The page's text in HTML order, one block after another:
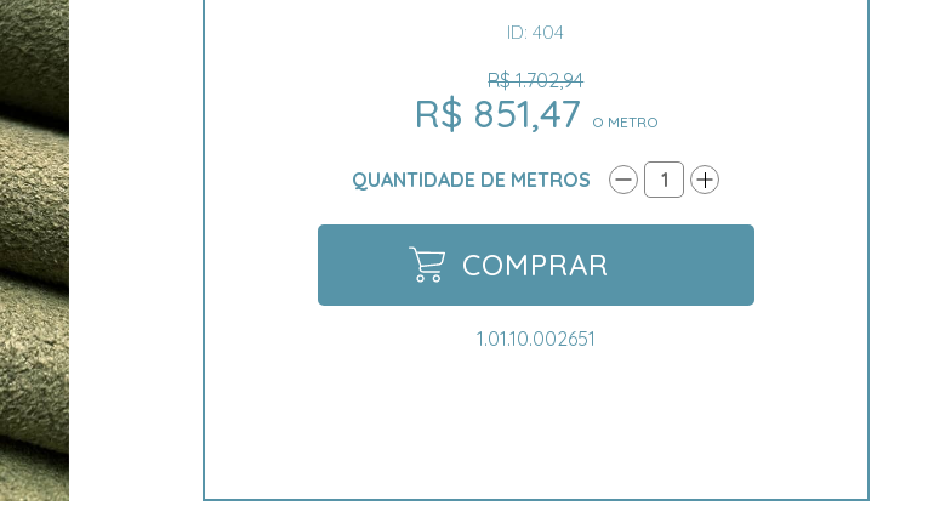
ID: 404
R$ 851,47 O METRO
R$ 1.702,94
QUANTIDADE DE METROS 1
COMPRAR
1.01.10.002651